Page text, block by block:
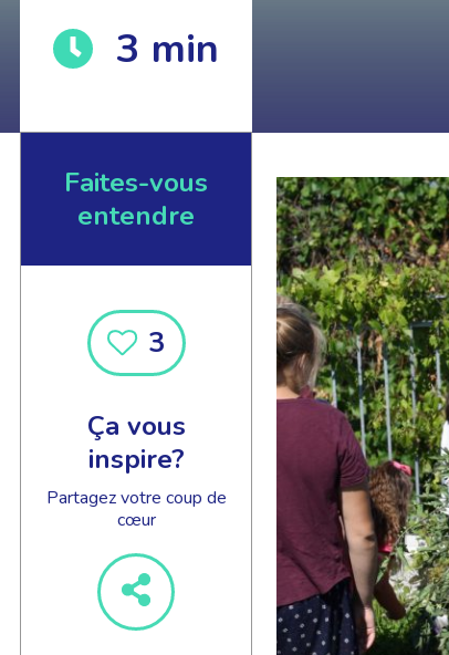
qui créent le mouvement.
EN SAVOIR +
3 min
Faites-vous
entendre
3
Ça vous
inspire?
Partagez votre coup de
cœur